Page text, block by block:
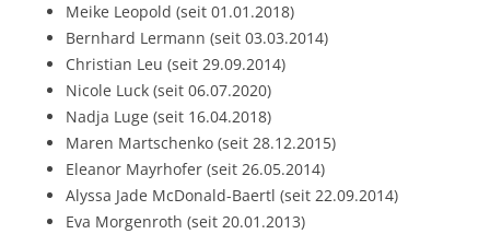
Meike Leopold (seit 01.01.2018)
Bernhard Lermann (seit 03.03.2014)
Christian Leu (seit 29.09.2014)
Nicole Luck (seit 06.07.2020)
Nadja Luge (seit 16.04.2018)
Maren Martschenko (seit 28.12.2015)
Eleanor Mayrhofer (seit 26.05.2014)
Alyssa Jade McDonald-Baertl (seit 22.09.2014)
Eva Morgenroth (seit 20.01.2013)